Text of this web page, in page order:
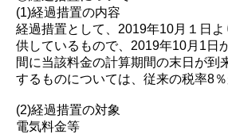
(1)経過措置の内容
経過措置として、2019年10月１日
供しているもので、2019年10月1日
間に当該料金の計算期間の末日が到
するものについては、従来の税率8％
(2)経過措置の対象
電気料金等